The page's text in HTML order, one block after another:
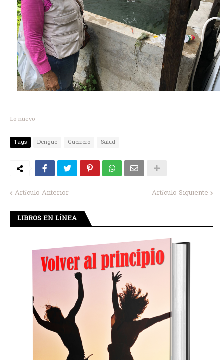
Lo nuevo
Tags Dengue Guerrero Salud
Artículo Anterior Artículo Siguiente
LIBROS EN LÍNEA